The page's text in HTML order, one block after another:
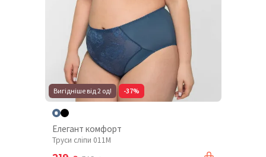
Вигідніше від 2 од! -37%
Елегант комфорт
Труси сліпи 011М